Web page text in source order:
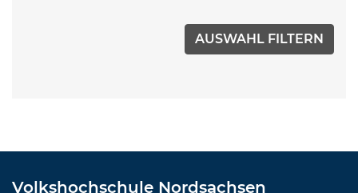
Volkshochschule Nordsachsen